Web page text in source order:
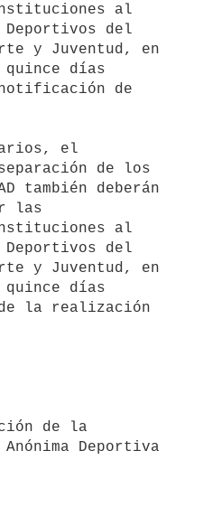
al
Deportivos del
y Juventud, en
quince días
de
el
de los
también deberán
las
al
Deportivos del
y Juventud, en
quince días
la realización